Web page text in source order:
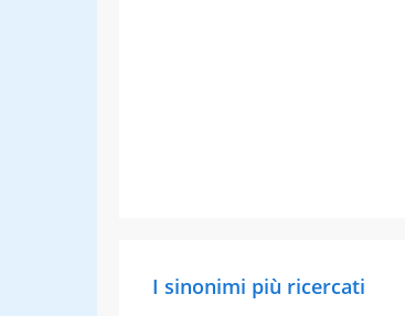
I sinonimi più ricercati